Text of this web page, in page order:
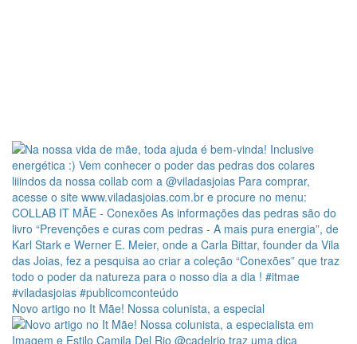
Novo artigo no It Mãe! Nossa colunista, a especial